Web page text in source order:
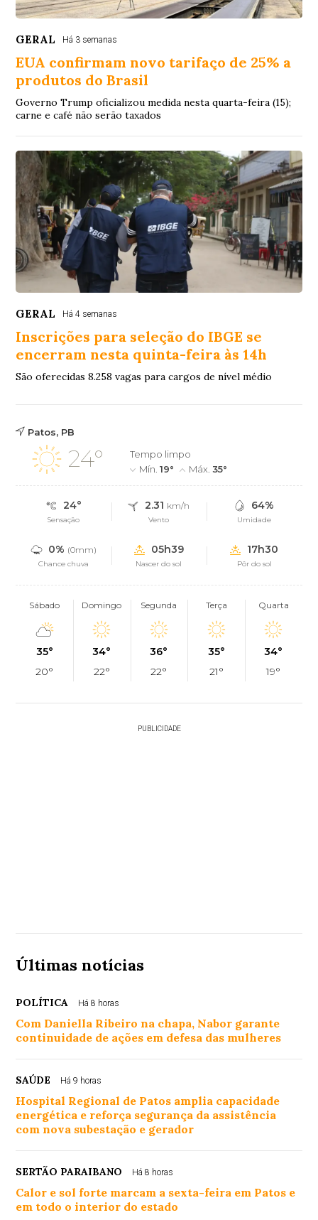
GERAL Há 3 semanas
EUA confirmam novo tarifaço de 25% a
produtos do Brasil
Governo Trump oficializou medida nesta quarta-feira (15);
carne e café não serão taxados
GERAL Há 4 semanas
Inscrições para seleção do IBGE se
encerram nesta quinta-feira às 14h
São oferecidas 8.258 vagas para cargos de nível médio
Patos, PB
24°
Tempo limpo
Mín.19° Máx.35°
24°
Sensação
2.31 km/h
Vento
64%
Umidade
0% (0mm)
Chance chuva
05h39
Nascer do sol
17h30
Pôr do sol
Sábado
35°
20°
Domingo
34°
22°
Segunda
36°
22°
Terça
35°
21°
Quarta
34°
19°
PUBLICIDADE
Últimas notícias
POLÍTICA Há 8 horas
Com Daniella Ribeiro na chapa, Nabor garante
continuidade de ações em defesa das mulheres
SAÚDE Há 9 horas
Hospital Regional de Patos amplia capacidade
energética e reforça segurança da assistência
com nova subestação e gerador
SERTÃO PARAIBANO Há 8 horas
Calor e sol forte marcam a sexta-feira em Patos e
em todo o interior do estado